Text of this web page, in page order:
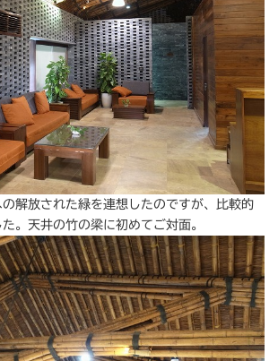
の解放された緑を連想したのですが、比較的
。天井の竹の梁に初めてご対面。